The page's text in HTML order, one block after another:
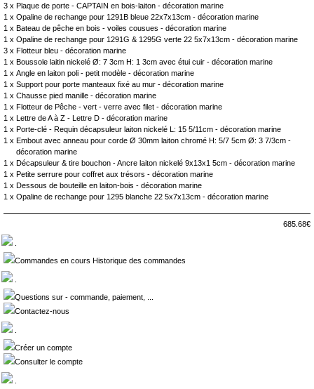
3 x Plaque de porte - CAPTAIN en bois-laiton - décoration marine
1 x Opaline de rechange pour 1291B bleue 22x7x13cm - décoration marine
1 x Bateau de pêche en bois - voiles cousues - décoration marine
1 x Opaline de rechange pour 1291G & 1295G verte 22 5x7x13cm - décoration marine
3 x Flotteur bleu - décoration marine
1 x Boussole laitin nickelé Ø: 7 3cm H: 1 3cm avec étui cuir - décoration marine
1 x Angle en laiton poli - petit modèle - décoration marine
1 x Support pour porte manteaux fixé au mur - décoration marine
1 x Chausse pied manille - décoration marine
1 x Flotteur de Pêche - vert - verre avec filet - décoration marine
1 x
Lettre de A à Z - Lettre D - décoration marine
1 x Porte-clé - Requin décapsuleur laiton nickelé L: 15 5/11cm - décoration marine
1 x Embout avec anneau pour corde Ø 30mm laiton chromé H: 5/7 5cm Ø: 3 7/3cm -
décoration marine
1 x Décapsuleur & tire bouchon - Ancre laiton nickelé 9x13x1 5cm - décoration marine
1 x Petite serrure pour coffret aux trésors - décoration marine
1 x Dessous de bouteille en laiton-bois - décoration marine
1 x Opaline de rechange pour 1295 blanche 22 5x7x13cm - décoration marine
685.68€
Commandes en cours Historique des commandes
Questions sur - commande, paiement, ...
Contactez-nous
Créer un compte
Consulter le compte